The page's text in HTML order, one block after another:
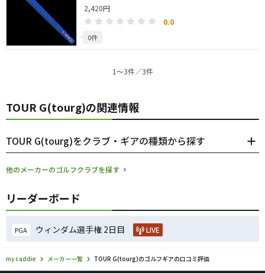
2,420円
0.0
0件
1〜3件／3件
TOUR G(tourg)の関連情報
TOUR G(tourg)をクラブ・ギアの種類から探す
他のメーカーのゴルフクラブを探す
リーダーボード
PGA ウィンダム選手権 2日目 LIVE
my caddie メーカー一覧 TOUR G(tourg)のゴルフギアの口コミ評価